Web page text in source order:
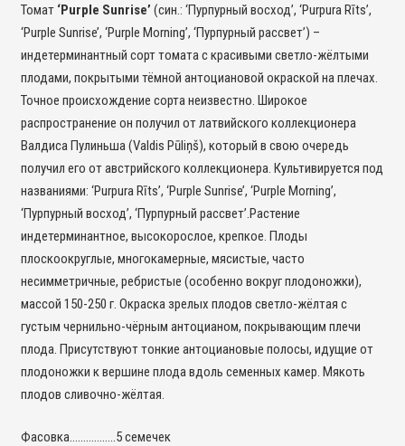
Томат ‘Purple Sunrise’ (син.: ‘Пурпурный восход’, ‘Purpura Rīts’,
‘Purple Sunrise’, ‘Purple Morning’, ‘Пурпурный рассвет’) –
индетерминантный сорт томата с красивыми светло-жёлтыми
плодами, покрытыми тёмной антоциановой окраской на плечах.
Точное происхождение сорта неизвестно. Широкое
распространение он получил от латвийского коллекционера
Валдиса Пулиньша (Valdis Pūliņš), который в свою очередь
получил его от австрийского коллекционера. Культивируется под
названиями: ‘Purpura Rīts’, ‘Purple Sunrise’, ‘Purple Morning’,
‘Пурпурный восход’, ‘Пурпурный рассвет’.Растение
индетерминантное, высокорослое, крепкое. Плоды
плоскоокруглые, многокамерные, мясистые, часто
несимметричные, ребристые (особенно вокруг плодоножки),
массой 150-250 г. Окраска зрелых плодов светло-жёлтая с
густым чернильно-чёрным антоцианом, покрывающим плечи
плода. Присутствуют тонкие антоциановые полосы, идущие от
плодоножки к вершине плода вдоль семенных камер. Мякоть
плодов сливочно-жёлтая.
Фасовка……………..5 семечек